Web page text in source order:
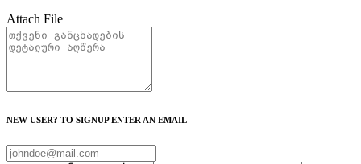
Attach File
NEW USER? TO SIGNUP ENTER AN EMAIL